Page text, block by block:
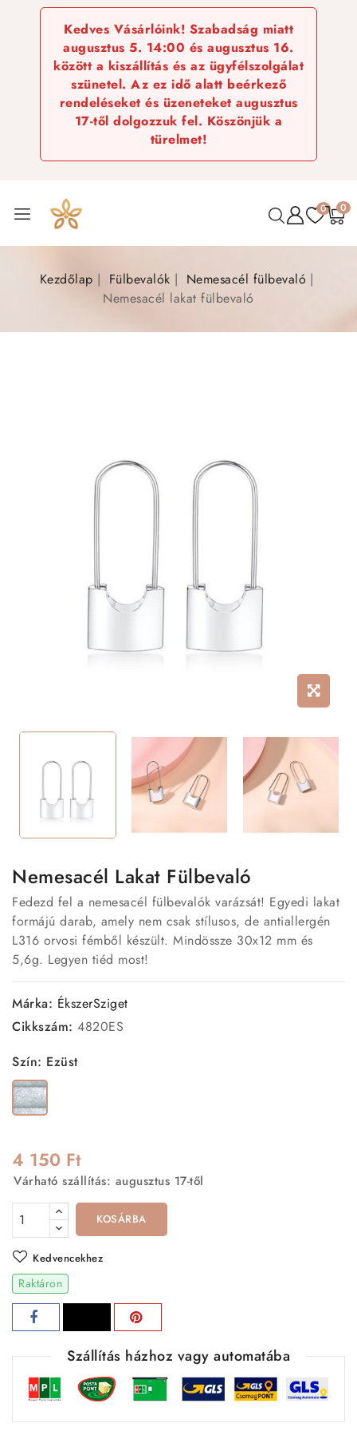
Kedves Vásárlóink! Szabadság miatt
augusztus 5. 14:00 és augusztus 16.
között a kiszállítás és az ügyfélszolgálat
szünetel. Az ez idő alatt beérkező
rendeléseket és üzeneteket augusztus
17-től dolgozzuk fel. Köszönjük a
türelmet!
0 0
Kezdőlap Fülbevalók
Nemesacél fülbevaló
Nemesacél lakat fülbevaló
Nemesacél Lakat Fülbevaló
Fedezd fel a nemesacél fülbevalók varázsát! Egyedi lakat
formájú darab, amely nem csak stílusos, de antiallergén
L316 orvosi fémből készült. Mindössze 30x12 mm és
5,6g. Legyen tiéd most!
Márka: ÉkszerSziget
Cikkszám: 4820ES
Szín: Ezüst
Ezüst
4 150 Ft
Várható szállítás: augusztus 17-től
KOSÁRBA
Kedvencekhez
Raktáron
Szállítás házhoz vagy automatába